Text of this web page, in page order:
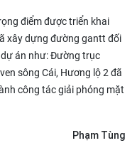
điểm được triển khai
xây dựng đường gantt đối
án như: Đường trục
sông Cái, Hương lộ 2 đã
công tác giải phóng mặt
Phạm Tùng